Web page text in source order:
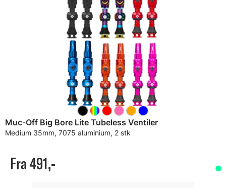
Muc-Off Big Bore Lite Tubeless Ventiler
Medium 35mm, 7075 aluminium, 2 stk
Fra 491,-